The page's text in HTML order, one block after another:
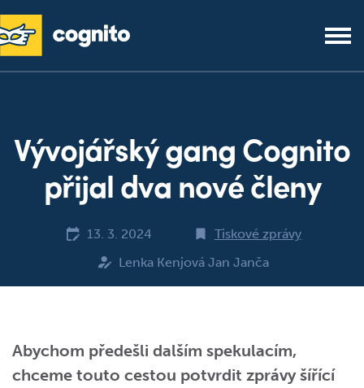
Vývojářský gang Cognito
přijal dva nové členy
13. 3. 2024
Tiskové zprávy
Lenka Kenjová Jan Janča
Abychom předešli dalším spekulacím,
chceme touto cestou potvrdit zprávy šířící